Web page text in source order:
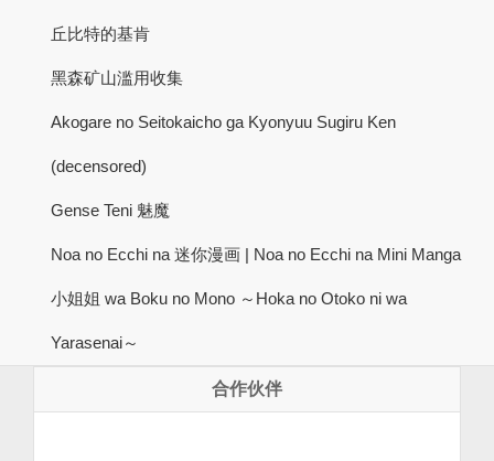
丘比特的基肯
黑森矿山滥用收集
Akogare no Seitokaicho ga Kyonyuu Sugiru Ken
(decensored)
Gense Teni 魅魔
Noa no Ecchi na 迷你漫画 | Noa no Ecchi na Mini Manga
小姐姐 wa Boku no Mono ～Hoka no Otoko ni wa
Yarasenai～
合作伙伴